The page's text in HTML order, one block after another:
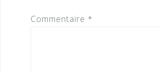
Commentaire *